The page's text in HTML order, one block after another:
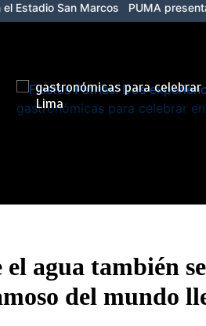
Marcos PUMA presenta la Ruta
gastronómicas para celebrar
Lima
el agua también
del mundo